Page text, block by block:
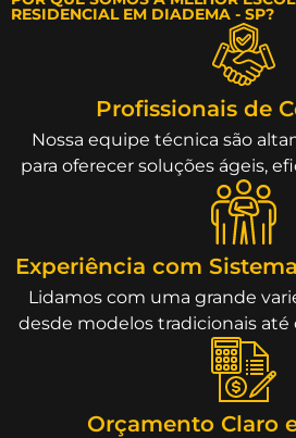
RESIDENCIAL EM DIADEMA - SP?
Profissionais de
Nossa equipe técnica são
para oferecer soluções ágeis,
Experiência com
Lidamos com uma grande
desde modelos tradicionais até
Orçamento Claro